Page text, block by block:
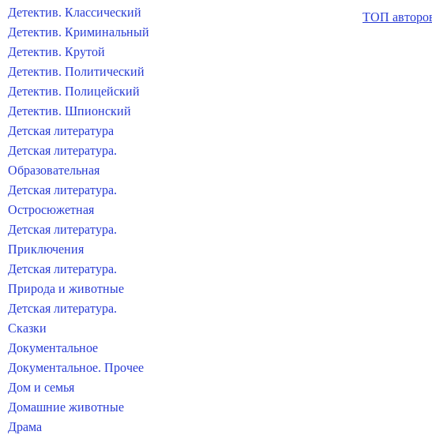
ТОП
Детектив. Классический
Детектив. Криминальный
Детектив. Крутой
Детектив. Политический
Детектив. Полицейский
Детектив. Шпионский
Детская литература
Детская литература.
Образовательная
Детская литература.
Остросюжетная
Детская литература.
Приключения
Детская литература.
Природа и животные
Детская литература.
Сказки
Документальное
Документальное. Прочее
Дом и семья
Домашние животные
Драма